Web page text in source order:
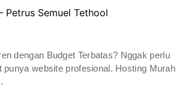
Petrus Semuel Tethool
dengan Budget Terbatas? Nggak perlu
punya website profesional. Hosting Murah